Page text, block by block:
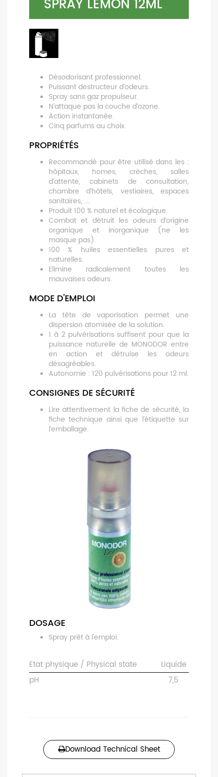
SPRAY LEMON 12ML
Désodorisant professionnel.
Puissant destructeur d’odeurs.
Spray sans gaz propulseur.
N’attaque pas la couche d’ozone.
Action instantanée.
Cinq parfums au choix.
PROPRIÉTÉS
Recommandé pour être utilisé dans les :
hôpitaux, homes, crèches, salles
d’attente, cabinets de consultation,
chambre d’hôtels, vestiaires, espaces
sanitaires, ....
Produit 100 % naturel et écologique.
Combat et détruit les odeurs d’origine
organique et inorganique (ne les
masque pas).
100 % huiles essentielles pures et
naturelles.
Elimine radicalement toutes les
mauvaises odeurs.
MODE D'EMPLOI
La tête de vaporisation permet une
dispersion atomisée de la solution.
1 à 2 pulvérisations suffisent pour que la
puissance naturelle de MONODOR entre
en action et détruise les odeurs
désagréables.
Autonomie : 120 pulvérisations pour 12 ml.
CONSIGNES DE SÉCURITÉ
Lire attentivement la fiche de sécurité, la
fiche technique ainsi que l’étiquette sur
l’emballage.
DOSAGE
Spray prêt à l'emploi.
Etat physique / Physical state
Liquide
pH
7,5
Download Technical Sheet